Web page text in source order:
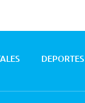
DEPORTES